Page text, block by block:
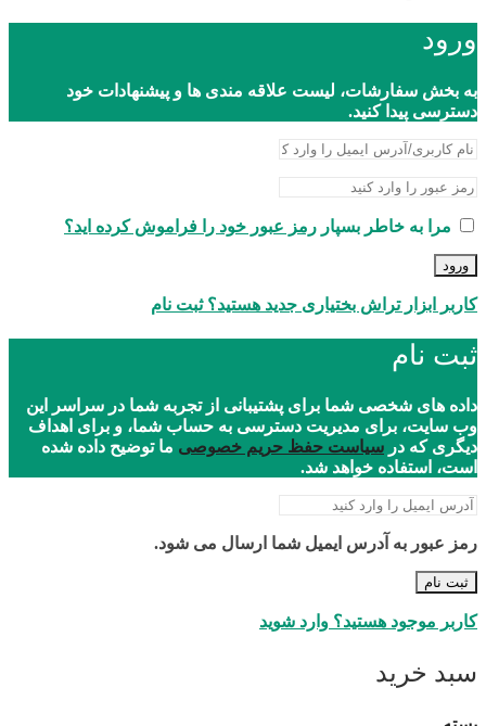
ورود
به بخش سفارشات، لیست علاقه مندی ها و پیشنهادات خود
دسترسی پیدا کنید.
مرا به خاطر بسپار رمز عبور خود را فراموش کرده اید؟
ورود
کاربر ابزار تراش بختیاری جدید هستید؟ ثبت نام
ثبت نام
داده های شخصی شما برای پشتیبانی از تجربه شما در سراسر این
وب سایت، برای مدیریت دسترسی به حساب شما، و برای اهداف
دیگری که در سیاست حفظ حریم خصوصی ما توضیح داده شده
است، استفاده خواهد شد.
رمز عبور به آدرس ایمیل شما ارسال می شود.
ثبت نام
کاربر موجود هستید؟ وارد شوید
سبد خرید